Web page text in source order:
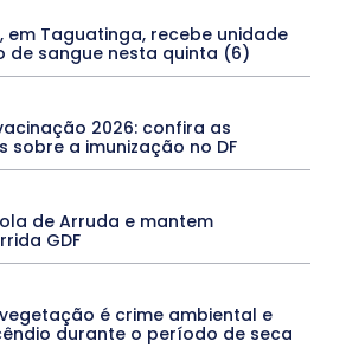
ARTIFICIAL
JUDICIÁRIO LITERATURA
Maranhão
Mato Grosso
Mato Grosso do Sul
Minas Gerais MOBILIDADE
MPOX
PROCESSO SELETIVO
PUBLIEDITORIAL
PROFISSIONAL
RESIDÊNCIA
SEGURANÇA
Soltando o Verbo
TEATRO
Tocantins
Utilidade Pública ZikaVirus
Mais
em Taguatinga, recebe unidade
de sangue nesta quinta (6)
2026: confira as
sobre a imunização no DF
de Arruda e mantem
GDF
é crime ambiental e
durante o período de seca